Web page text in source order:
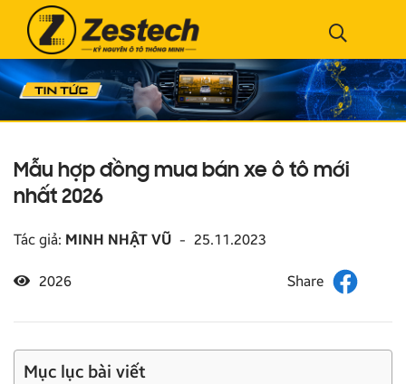
Mẫu hợp đồng mua bán xe ô tô mới
nhất 2026
Tác giả: MINH NHẬT VŨ - 25.11.2023
2026
Mục lục bài viết